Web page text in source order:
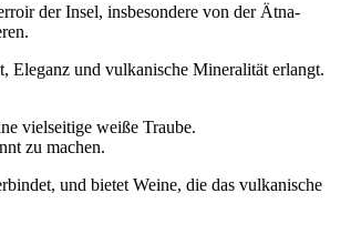
der Insel, insbesondere von der Ätna-
Eleganz und vulkanische Mineralität erlangt.
vielseitige weiße Traube.
zu machen.
und bietet Weine, die das vulkanische